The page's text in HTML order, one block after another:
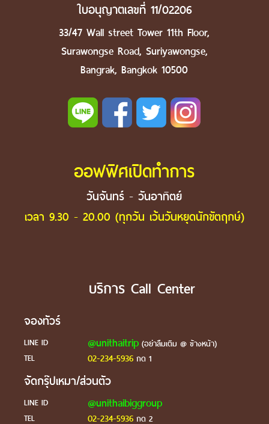
ใบอนุญาตเลขที่ 11/02206
33/47 Wall street Tower 11th Floor,
Surawongse Road, Suriyawongse,
Bangrak, Bangkok 10500
ออฟฟิศเปิดทำการ
วันจันทร์ - วันอาทิตย์
เวลา 9.30 - 20.00 (ทุกวัน เว้นวันหยุดนักขัตฤกษ์)
บริการ Call Center
จองทัวร์
LINE ID @unithaitrip(อย่าลืมเติม @ ข้างหน้า)
TEL
02-234-5936กด 1
จัดกรุ๊ปเหมา/ส่วนตัว
LINE ID @unithaibiggroup
TEL 02-234-5936กด 2